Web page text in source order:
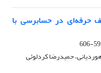
حرفه‌ای در حسابرسی با
حمیدرضا کردلوئی